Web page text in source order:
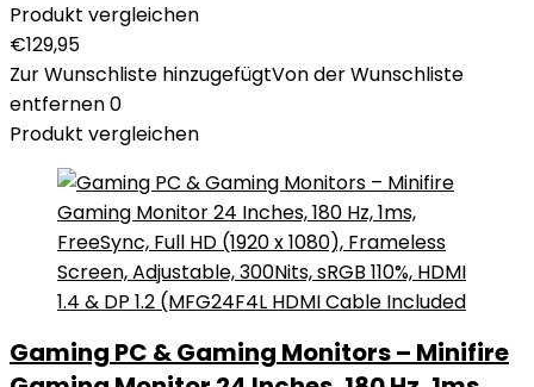
Produkt vergleichen
€129,95
Zur Wunschliste hinzugefügtVon der Wunschliste
entfernen0
Produkt vergleichen
Gaming PC & Gaming Monitors – Minifire